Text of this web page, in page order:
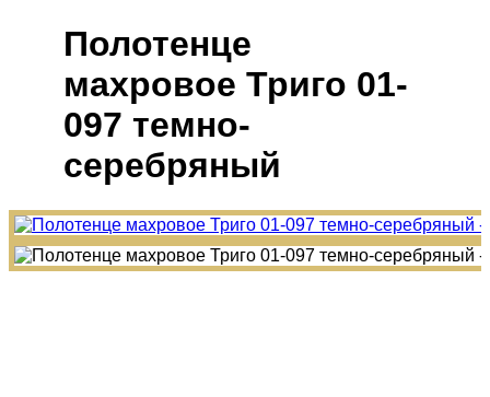
Полотенце
махровое Триго 01-
097 темно-
серебряный